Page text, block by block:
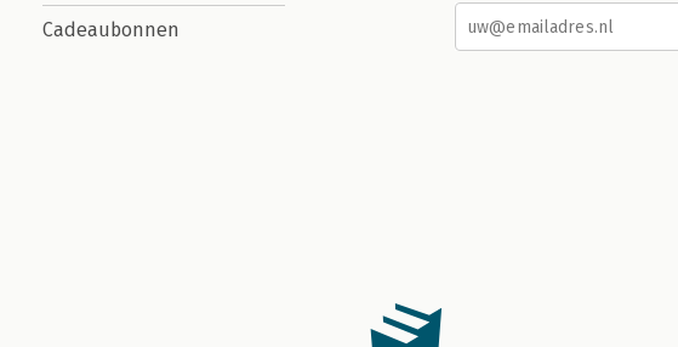
Cadeaubonnen